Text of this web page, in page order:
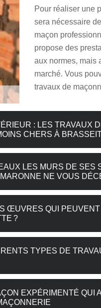
Pour réaliser une
sera nécessaire
maçon
propose des
aux normes, mais
marché. Vous
travaux de
: LES TRAVAUX
CHERS À
LES MURS DE SES
NE VOUS
ŒUVRES QUI
?
TYPES DE
EXPÉRIMENTÉ QUI